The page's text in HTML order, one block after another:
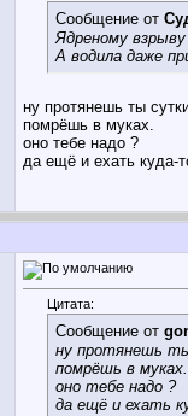
Сообщение от
Ядреному
А водила даже
ну протянешь ты
помрёшь в муках.
оно тебе надо ?
да ещё и ехать куда-
Цитата:
Сообщение от
ну протянешь
помрёшь в муках.
оно тебе надо ?
да ещё и ехать